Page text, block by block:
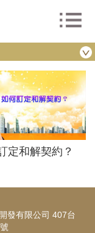
定和解契約？
發有限公司 407台